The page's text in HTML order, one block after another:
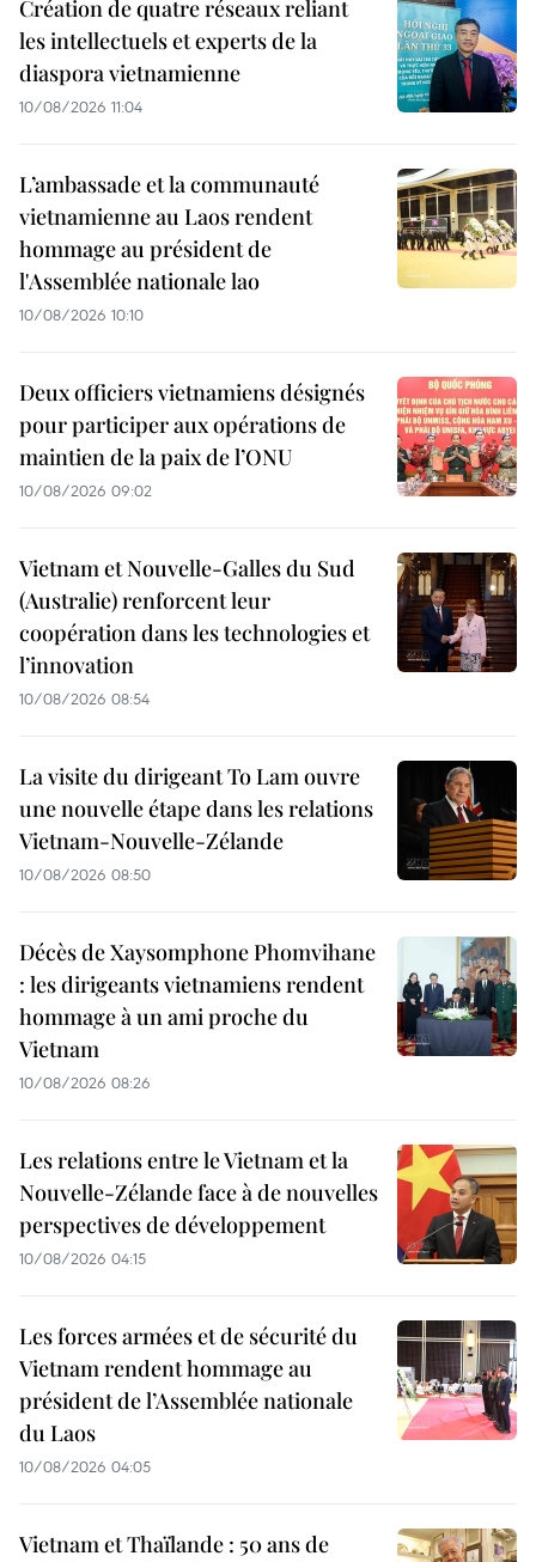
Création de quatre réseaux reliant
les intellectuels et experts de la
diaspora vietnamienne
10/08/2026 11:04
L’ambassade et la communauté
vietnamienne au Laos rendent
hommage au président de
l'Assemblée nationale lao
10/08/2026 10:10
Deux officiers vietnamiens désignés
pour participer aux opérations de
maintien de la paix de l’ONU
10/08/2026 09:02
Vietnam et Nouvelle-Galles du Sud
(Australie) renforcent leur
coopération dans les technologies et
l’innovation
10/08/2026 08:54
La visite du dirigeant To Lam ouvre
une nouvelle étape dans les relations
Vietnam-Nouvelle-Zélande
10/08/2026 08:50
Décès de Xaysomphone Phomvihane
: les dirigeants vietnamiens rendent
hommage à un ami proche du
Vietnam
10/08/2026 08:26
Les relations entre le Vietnam et la
Nouvelle-Zélande face à de nouvelles
perspectives de développement
10/08/2026 04:15
Les forces armées et de sécurité du
Vietnam rendent hommage au
président de l’Assemblée nationale
du Laos
10/08/2026 04:05
Vietnam et Thaïlande : 50 ans de